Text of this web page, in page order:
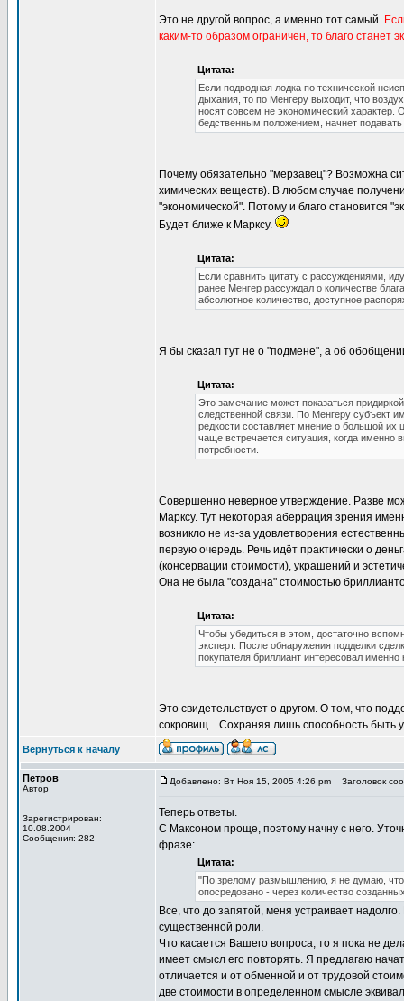
Это не другой вопрос, а именно тот самый.
каким-то образом ограничен, то благо станет
Цитата:
Если подводная лодка по технической
дыхания, то по Менгеру выходит, что
носят совсем не экономический характер.
бедственным положением, начнет
Почему обязательно "мерзавец"? Возможна
химических веществ). В любом случае
"экономической". Потому и благо становится
Будет ближе к Марксу.
Цитата:
Если сравнить цитату с рассуждениями,
ранее Менгер рассуждал о количестве
абсолютное количество, доступное
Я бы сказал тут не о "подмене", а об
Цитата:
Это замечание может показаться
следственной связи. По Менгеру субъект
редкости составляет мнение о большой их
чаще встречается ситуация, когда именно
потребности.
Совершенно неверное утверждение. Разве
Марксу. Тут некоторая аберрация зрения
возникло не из-за удовлетворения
первую очередь. Речь идёт практически о
(консервации стоимости), украшений и
Она не была "создана" стоимостью
Цитата:
Чтобы убедиться в этом, достаточно
эксперт. После обнаружения подделки
покупателя бриллиант интересовал именно
Это свидетельствует о другом. О том, что
сокровищ... Сохраняя лишь способность быть
Вернуться к началу
Петров
Автор
Зарегистрирован:
10.08.2004
Сообщения: 282
Добавлено: Вт Ноя 15, 2005 4:26 pm Заголовок
Теперь ответы.
С Максоном проще, поэтому начну с него.
фразе:
Цитата:
"По зрелому размышлению, я не думаю, что
опосредовано - через количество
Все, что до запятой, меня устраивает
существенной роли.
Что касается Вашего вопроса, то я пока не
имеет смысл его повторять. Я предлагаю
отличается и от обменной и от трудовой
две стоимости в определенном смысле